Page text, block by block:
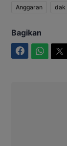
Anggaran dak
Bagikan